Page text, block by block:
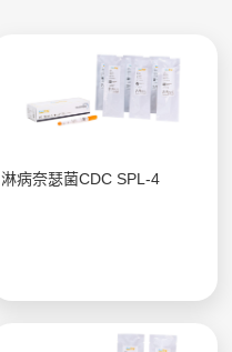
淋病奈瑟菌CDC SPL-4